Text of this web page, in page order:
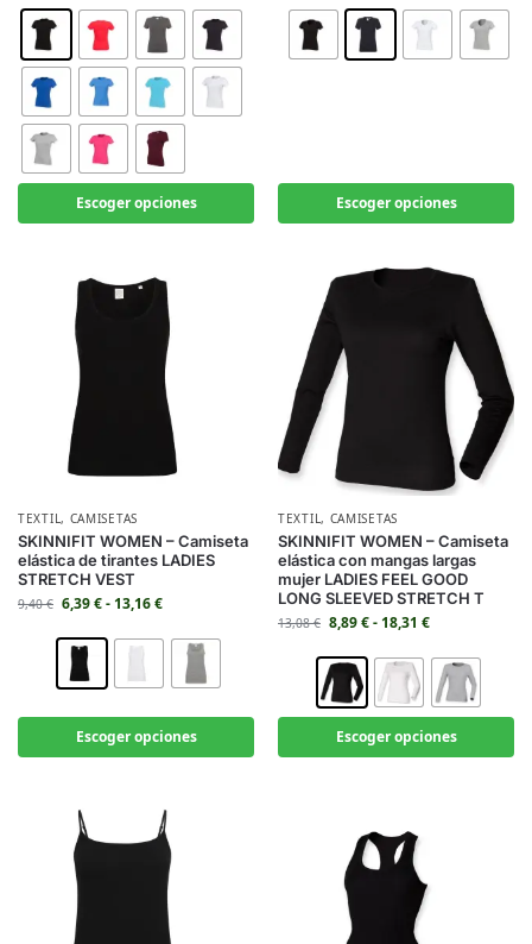
Escoger opciones Escoger opciones
TEXTIL, CAMISETAS
SKINNIFIT WOMEN – Camiseta
elástica de tirantes LADIES
STRETCH VEST
9,40€ 6,39€- 13,16€
Escoger opciones
TEXTIL, CAMISETAS
SKINNIFIT WOMEN – Camiseta
elástica con mangas largas
mujer LADIES FEEL GOOD
LONG SLEEVED STRETCH T
13,08€ 8,89€- 18,31 €
Escoger opciones